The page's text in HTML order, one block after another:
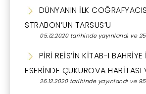
DÜNYANIN İLK
STRABON’UN TARSUS’U
05.12.2020 tarihinde yayınlandı ve
PİRİ REİS’İN KİTAB-I BAHRİYE
ESERİNDE ÇUKUROVA HARİTASI
26.12.2020 tarihinde yayınlandı ve